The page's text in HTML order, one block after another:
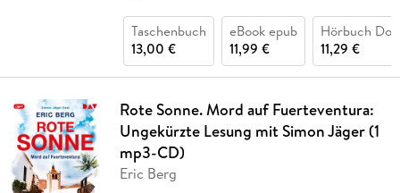
Taschenbuch
13,00 €
eBook epub
11,99 €
Hörbuch
11,29 €
Rote Sonne. Mord auf Fuerteventura:
Ungekürzte Lesung mit Simon Jäger (1
mp3-CD)
Eric Berg